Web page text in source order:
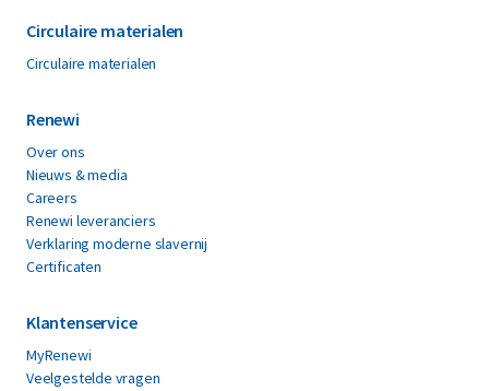
Circulaire materialen
Circulaire materialen
Renewi
Over ons
Nieuws & media
Careers
Renewi leveranciers
Verklaring moderne slavernij
Certificaten
Klantenservice
MyRenewi
Veelgestelde vragen